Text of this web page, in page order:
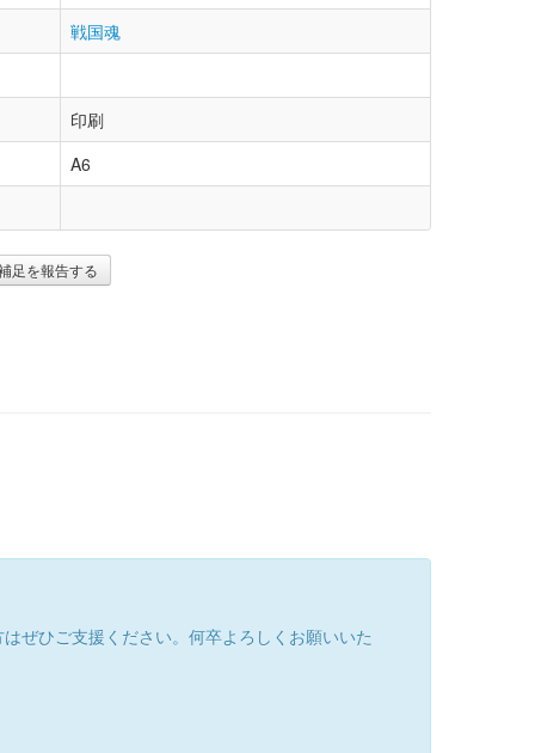
戦国魂
印刷
A6
足を報告する
ぜひご支援ください。何卒よろしくお願いいた